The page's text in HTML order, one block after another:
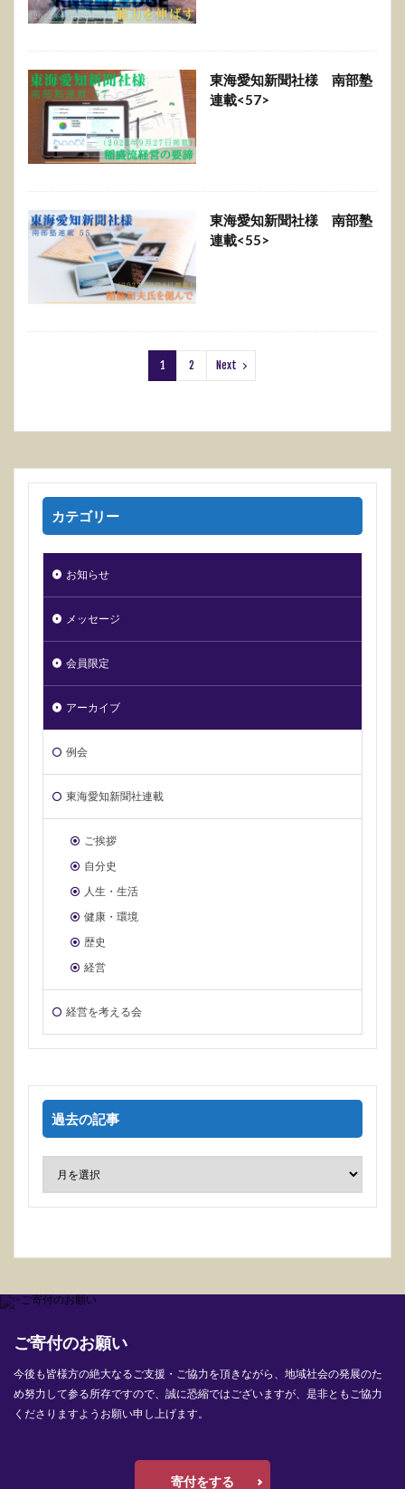
東海愛知新聞社様 南部塾
連載<57>
東海愛知新聞社様 南部塾
連載<55>
1 2 Next
カテゴリー
お知らせ
メッセージ
会員限定
アーカイブ
例会
東海愛知新聞社連載
ご挨拶
自分史
人生・生活
健康・環境
歴史
経営
経営を考える会
過去の記事
ご寄付のお願い
今後も皆様方の絶大なるご支援・ご協力を頂きながら、地域社会の発展のた
め努力して参る所存ですので、誠に恐縮ではございますが、是非ともご協力
くださりますようお願い申し上げます。
寄付をする